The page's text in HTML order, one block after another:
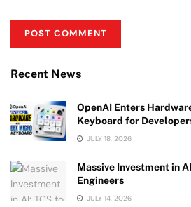
Recent News
OpenAI Enters
Keyboard for
JULY 18, 2026
Massive Investment in
Engineers
JULY 14, 2026